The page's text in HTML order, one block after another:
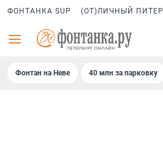
ФОНТАНКА SUP (ОТ)ЛИЧНЫЙ ПИТЕР
Фонтан на Неве 40 млн за парковку